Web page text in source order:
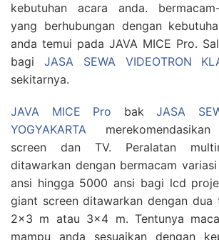
kebutuhan acara anda.
yang berhubungan dengan
anda temui pada JAVA MICE Pro.
bagi JASA SEWA VIDEOTRON
sekitarnya.
JAVA MICE Pro bak JASA
YOGYAKARTA merekomendasikan
screen dan TV. Peralatan
ditawarkan dengan bermacam
ansi hingga 5000 ansi bagi lcd
giant screen ditawarkan dengan dua
2×3 m atau 3×4 m. Tentunya
mampu anda sesuaikan dengan